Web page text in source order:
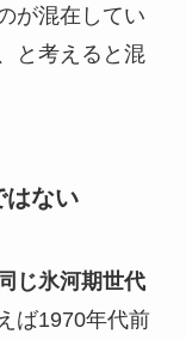
が混在してい
と考えると混
はない
同じ氷河期世代
ば1970年代前